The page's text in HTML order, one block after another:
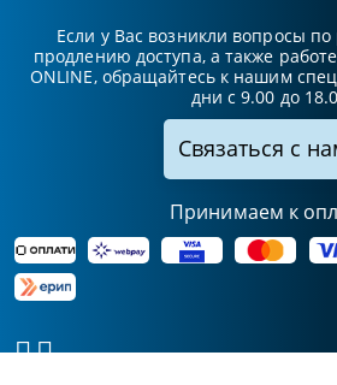
Если у Вас возникли вопросы
продлению доступа, а также
ONLINE, обращайтесь к нашим
дни с 9.00 до
Связаться с
Принимаем к